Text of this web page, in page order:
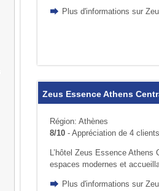
Plus d'informations sur
Zeus Essence Athens
Région: Athènes
8/10- Appréciation de 4 clients
L’hôtel Zeus Essence
espaces modernes et
Plus d'informations sur